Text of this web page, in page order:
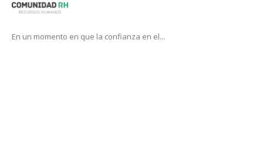
En un momento en que la confianza en el...